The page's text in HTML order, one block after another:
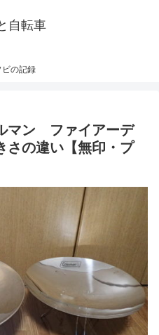
自転車
ビの記録
マン ファイアーデ
の違い【無印・プ